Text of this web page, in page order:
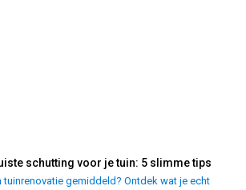
schutting voor je tuin: 5 slimme tips